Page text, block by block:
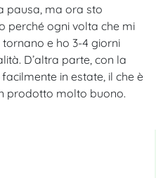
pausa, ma ora sto
perché ogni volta che mi
e ho 3-4 giorni
D’altra parte, con la
in estate, il che è
prodotto molto buono.